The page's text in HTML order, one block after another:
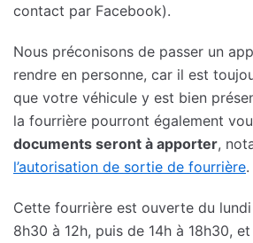
contact par Facebook).
Nous préconisons de passer un
rendre en personne, car il est
que votre véhicule y est bien
la fourrière pourront également
documents seront à apporter,
l’autorisation de sortie de fourrière.
Cette fourrière est ouverte du
8h30 à 12h, puis de 14h à 18h30,